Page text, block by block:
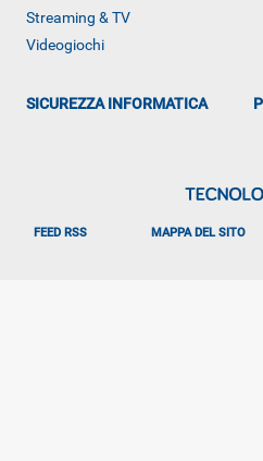
Streaming & TV
Videogiochi
SICUREZZA INFORMATICA
FEED RSS MAPPA DEL SITO